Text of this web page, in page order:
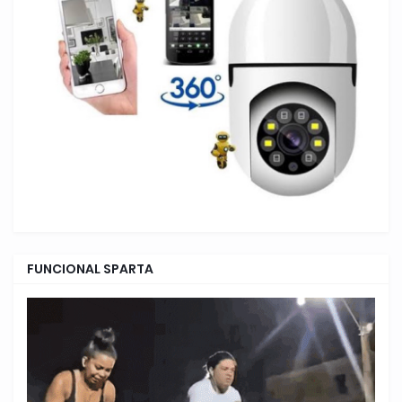
FUNCIONAL SPARTA